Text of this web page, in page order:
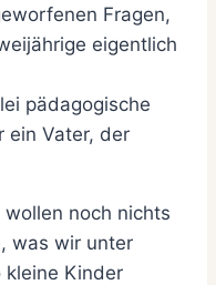
Fragen,
eigentlich
pädagogische
ein Vater, der
noch nichts
was wir unter
kleine Kinder